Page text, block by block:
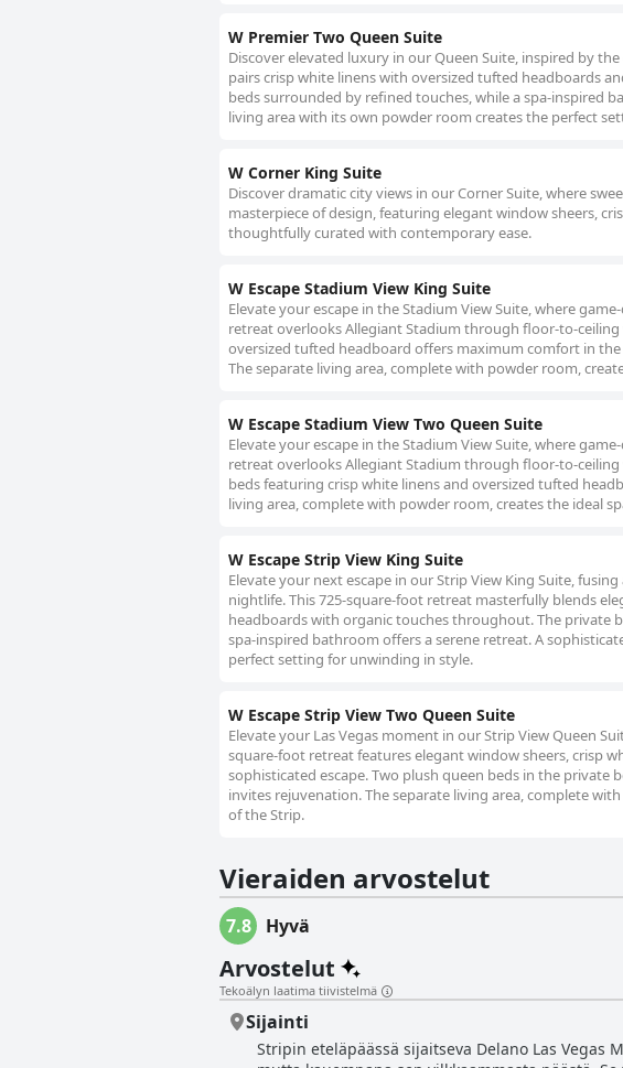
W Premier Two Queen Suite
Discover elevated luxury in our Queen Suite, inspired by
pairs crisp white linens with oversized tufted headboards
beds surrounded by refined touches, while a spa-inspired
living area with its own powder room creates the perfect
W Corner King Suite
Discover dramatic city views in our Corner Suite, where
masterpiece of design, featuring elegant window sheers,
thoughtfully curated with contemporary ease.
W Escape Stadium View King Suite
Elevate your escape in the Stadium View Suite, where
retreat overlooks Allegiant Stadium through floor-to-
oversized tufted headboard offers maximum comfort in
The separate living area, complete with powder room,
W Escape Stadium View Two Queen Suite
Elevate your escape in the Stadium View Suite, where
retreat overlooks Allegiant Stadium through floor-to-
beds featuring crisp white linens and oversized tufted
living area, complete with powder room, creates the ideal
W Escape Strip View King Suite
Elevate your next escape in our Strip View King Suite,
nightlife. This 725-square-foot retreat masterfully blends
headboards with organic touches throughout. The private
spa-inspired bathroom offers a serene retreat. A
perfect setting for unwinding in style.
W Escape Strip View Two Queen Suite
Elevate your Las Vegas moment in our Strip View Queen
square-foot retreat features elegant window sheers, crisp
sophisticated escape. Two plush queen beds in the
invites rejuvenation. The separate living area, complete
of the Strip.
Vieraiden arvostelut
7.8 Hyvä
Arvostelut
Tekoälyn laatima tiivistelmä
Sijainti
Stripin eteläpäässä sijaitseva Delano Las